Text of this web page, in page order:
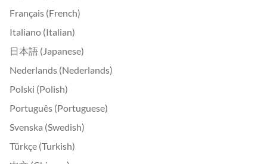
Français (French)
Italiano (Italian)
日本語 (Japanese)
Nederlands (Nederlands)
Polski (Polish)
Português (Portuguese)
Svenska (Swedish)
Türkçe (Turkish)